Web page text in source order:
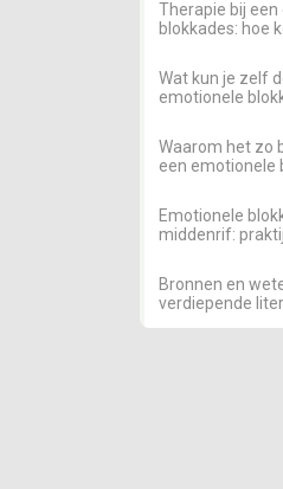
Therapie bij
blokkades: hoe
Wat kun je zelf
emotionele
Waarom het zo
een emotionele
Emotionele
middenrif:
Bronnen en
verdiepende